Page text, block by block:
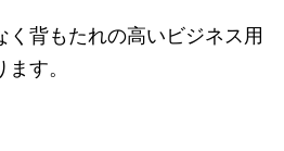
く背もたれの高いビジネス用
す。